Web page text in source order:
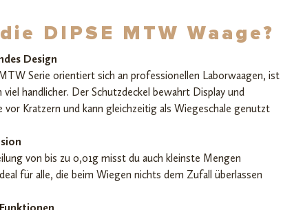
DIPSE MTW Waage?
Design
Serie orientiert sich an professionellen Laborwaagen, ist
viel handlicher. Der Schutzdeckel bewahrt Display und
vor Kratzern und kann gleichzeitig als Wiegeschale genutzt
von bis zu 0,01g misst du auch kleinste Mengen
für alle, die beim Wiegen nichts dem Zufall überlassen